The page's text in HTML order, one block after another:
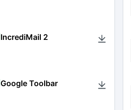
IncrediMail 2
Google Toolbar